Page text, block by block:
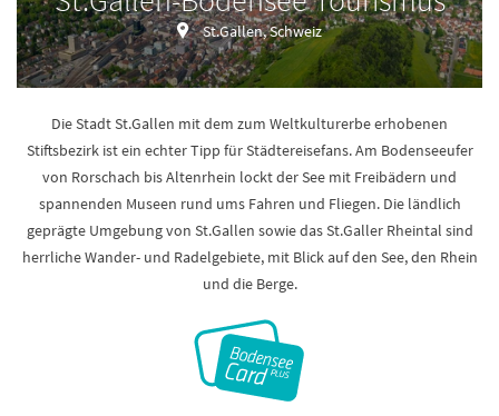
St.Gallen, Schweiz
Die Stadt St.Gallen mit dem zum Weltkulturerbe erhobenen
Stiftsbezirk ist ein echter Tipp für Städtereisefans. Am Bodenseeufer
von Rorschach bis Altenrhein lockt der See mit Freibädern und
spannenden Museen rund ums Fahren und Fliegen. Die ländlich
geprägte Umgebung von St.Gallen sowie das St.Galler Rheintal sind
herrliche Wander- und Radelgebiete, mit Blick auf den See, den Rhein
und die Berge.